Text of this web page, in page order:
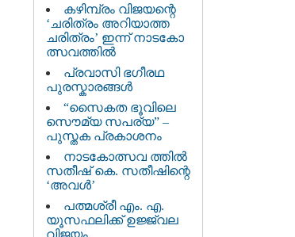
കഴിമ്പ്രം വിജയന്റെ
‘ചരിത്രം അറിയാത്ത
ചരിത്രം’ ഇന്ന് നാടകോ
ത്സവത്തില്‍
പ്രവാസി ഭഗീരഥ
പുരസ്കാരങ്ങള്‍
“സൈകത ഭൂവിലെ
സൌമ്യ സപര്യ” –
പുസ്തക പ്രകാശനം
നാടകോത്സവ ത്തില്‍
സതീഷ്‌ കെ. സതീഷിന്റെ
‘അവള്‍’
പത്മശ്രീ എം. എ.
യൂസഫലിക്ക് ഉജ്ജ്വല
വിജയം